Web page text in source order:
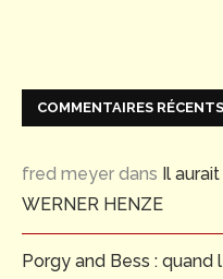
COMMENTAIRES RÉCENTS
fred meyer dans Il aurait
WERNER HENZE
Porgy and Bess :